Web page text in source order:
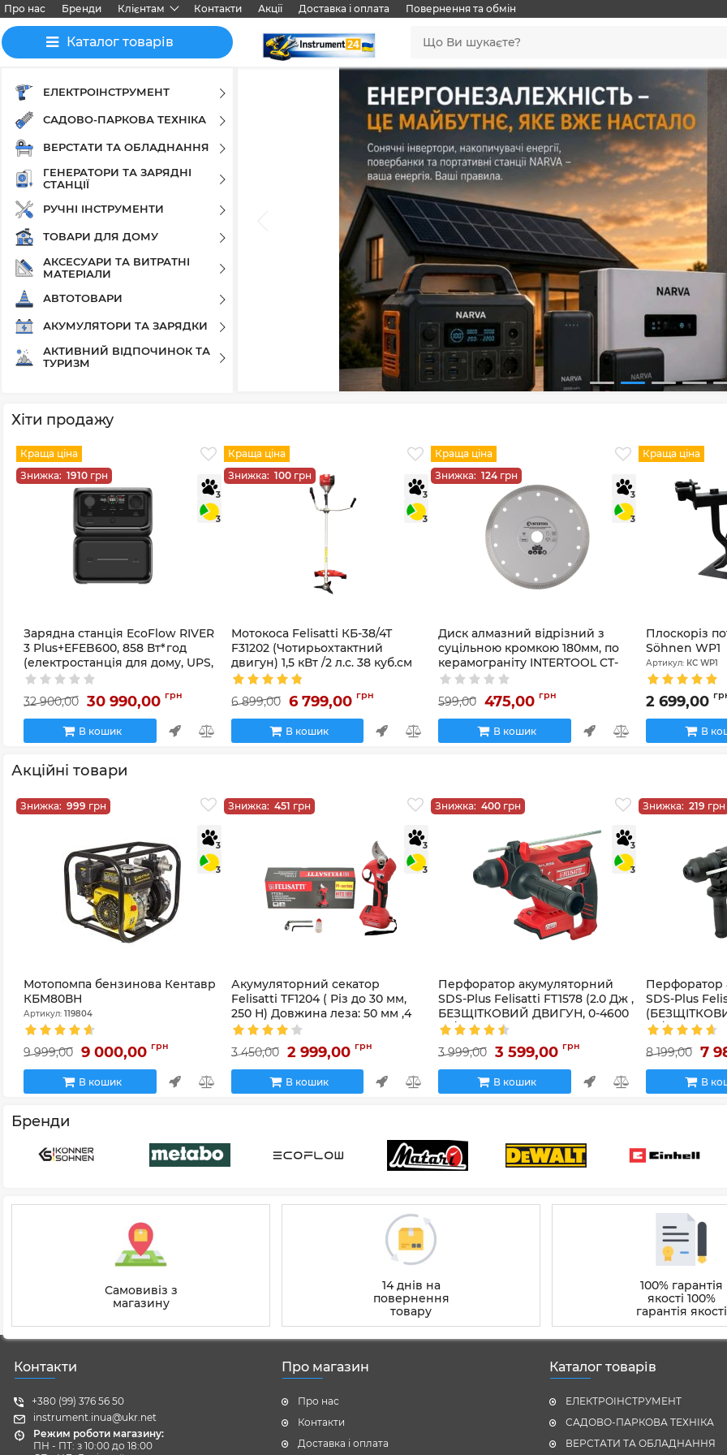
Про нас Бренди Клієнтам Контакти Акції Доставка і оплата Повернення та обмін
Каталог товарів
ЕЛЕКТРОІНСТРУМЕНТ
САДОВО-ПАРКОВА ТЕХНІКА
ВЕРСТАТИ ТА ОБЛАДНАННЯ
ГЕНЕРАТОРИ ТА ЗАРЯДНІ
СТАНЦІЇ
РУЧНІ ІНСТРУМЕНТИ
ТОВАРИ ДЛЯ ДОМУ
АКСЕСУАРИ ТА ВИТРАТНІ
МАТЕРІАЛИ
АВТОТОВАРИ
АКУМУЛЯТОРИ ТА ЗАРЯДКИ
АКТИВНИЙ ВІДПОЧИНОК ТА
ТУРИЗМ
Хіти продажу
Краща ціна
Знижка: 1910 грн
3
3
Зарядна станція EcoFlow RIVER
3 Plus+EFEB600, 858 Вт*год
(електростанція для дому, UPS,
ДБЖ) EU
32 900,00 30 990,00 грн
В кошик
Краща ціна
Знижка: 100 грн
3
3
Мотокоса Felisatti КБ-38/4Т
F31202 (Чотирьохтактний
двигун) 1,5 кВт /2 л.с. 38 куб.см
Артикул:F31202
6 899,00 6 799,00 грн
В кошик
Краща ціна
Знижка:124 грн
3
3
Диск алмазний відрізний з
суцільною кромкою 180мм, по
керамограніту INTERTOOL CT-
3104
599,00 475,00 грн
В кошик
Краща ціна
Плоскоріз
Söhnen WP1
Артикул: КС WP1
2 699,00
В
Акційні товари
Знижка: 999 грн
3
3
Мотопомпа бензинова Кентавр
КБМ80ВН
Артикул: 119804
9 999,00 9 000,00 грн
В кошик
Знижка: 451 грн
3
3
Акумуляторний секатор
Felisatti TF1204 ( Різ до 30 мм,
250 Н) Довжина леза: 50 мм ,4
режими
3 450,00 2 999,00 грн
В кошик
Знижка:400 грн
3
3
Перфоратор акумуляторний
SDS-Plus Felisatti FT1578 (2.0 Дж ,
БЕЗЩІТКОВИЙ ДВИГУН, 0-4600
уд/хв)
3 999,00 3 599,00 грн
В кошик
Знижка: 219 грн
Перфоратор
SDS-Plus
уд/хв. 60 Nm
8 199,00 7
В
Бренди
Самовивіз з
магазину
14 днів на
повернення
товару
100% гарантія
якості 100%
гарантія якості
Контакти
+380 (99) 376 56 50
instrument.inua@ukr.net
Режим роботи магазину:
ПН - ПТ: з 10:00 до 18:00
Про магазин
Про нас
Контакти
Доставка і оплата
Каталог товарів
ЕЛЕКТРОІНСТРУМЕНТ
САДОВО-ПАРКОВА ТЕХНІКА
ВЕРСТАТИ ТА ОБЛАДНАННЯ